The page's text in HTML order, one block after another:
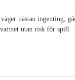
nästan ingenting,
utan risk för spill.